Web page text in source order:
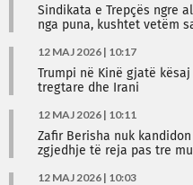
Sindikata e Trepçës ngre
nga puna, kushtet vetëm
12 MAJ 2026 | 10:17
Trumpi në Kinë gjatë
tregtare dhe Irani
12 MAJ 2026 | 10:11
Zafir Berisha nuk
zgjedhje të reja pas tre
12 MAJ 2026 | 10:03